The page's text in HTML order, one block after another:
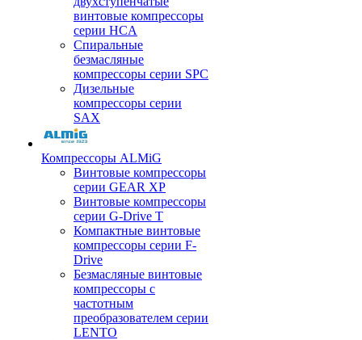
винтовые компрессоры
серии HCA
Спиральные
безмасляные
компрессоры серии SPC
Дизельные
компрессоры серии
SAX
Компрессоры ALMiG
Винтовые компрессоры
серии GEAR XP
Винтовые компрессоры
серии G-Drive T
Компактные винтовые
компрессоры серии F-
Drive
Безмасляные винтовые
компрессоры с
частотным
преобразователем серии
LENTO